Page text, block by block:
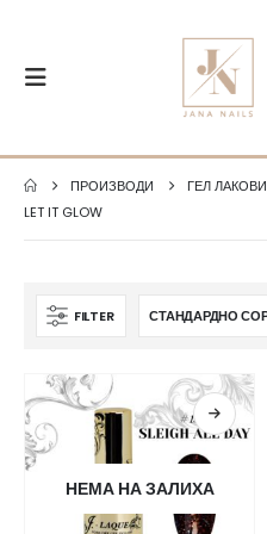
ПРОИЗВОДИ ГЕЛ ЛАКОВИ
LET IT GLOW
FILTER
НЕМА НА ЗАЛИХА